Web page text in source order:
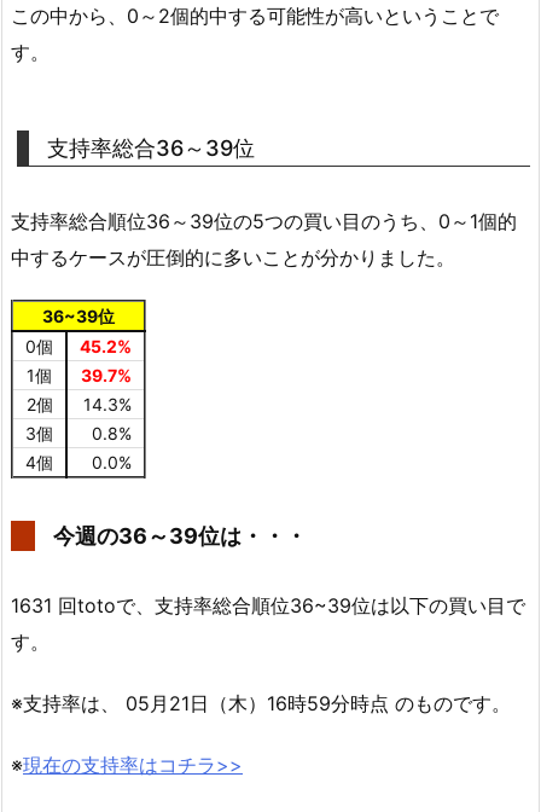
この中から、0～2個的中する可能性が高いということで
す。
支持率総合36～39位
支持率総合順位36～39位の5つの買い目のうち、0～1個的
中するケースが圧倒的に多いことが分かりました。
36~39位
0個
45.2%
1個
39.7%
2個
14.3%
3個
0.8%
4個
0.0%
今週の36～39位は・・・
1631 回totoで、支持率総合順位36~39位は以下の買い目で
す。
※支持率は、 05月21日（木）16時59分時点 のものです。
※現在の支持率はコチラ>>